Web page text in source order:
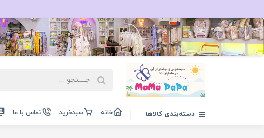
دسته‌بندی کالاها خانه سبدخرید تماس با ما